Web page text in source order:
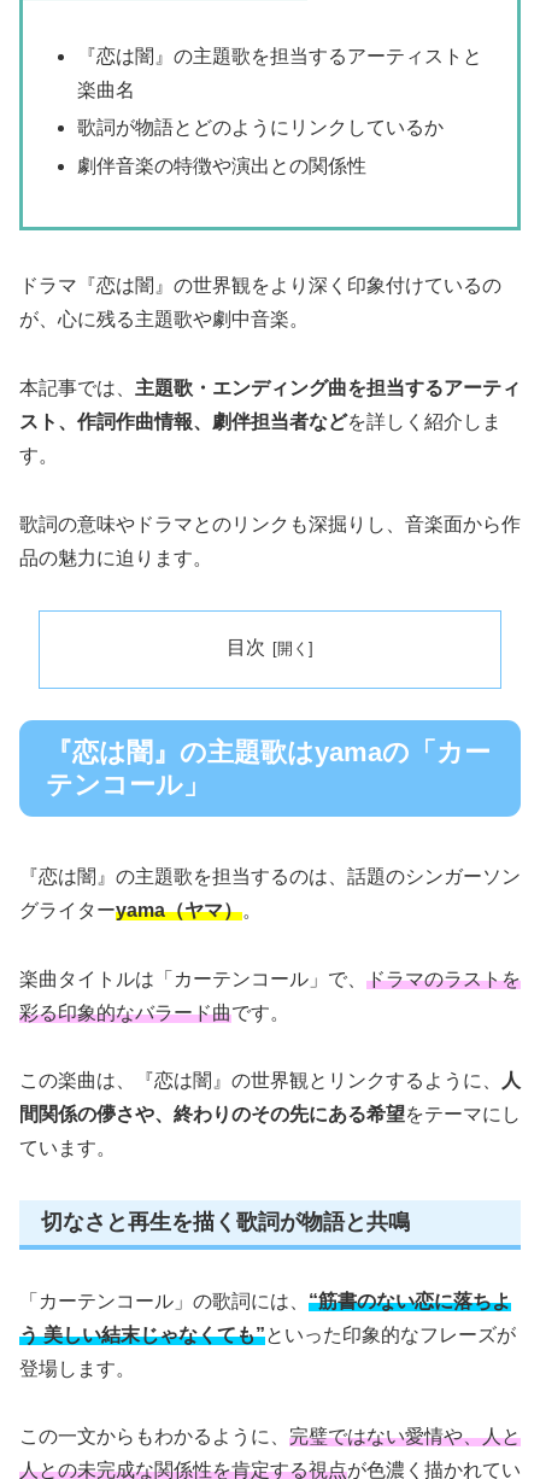
『恋は闇』の主題歌を担当するアーティストと
楽曲名
歌詞が物語とどのようにリンクしているか
劇伴音楽の特徴や演出との関係性
ドラマ『恋は闇』の世界観をより深く印象付けているの
が、心に残る主題歌や劇中音楽。
本記事では、 主題歌・エンディング曲を担当するアーティ
スト、作詞作曲情報、劇伴担当者などを詳しく紹介しま
す。
歌詞の意味やドラマとのリンクも深掘りし、音楽面から作
品の魅力に迫ります。
目次
『恋は闇』の主題歌はyamaの「カー
テンコール」
『恋は闇』の主題歌を担当するのは、話題のシンガーソン
グライターyama（ヤマ）。
楽曲タイトルは「カーテンコール」で、 ドラマのラストを
彩る印象的なバラード曲です。
この楽曲は、『恋は闇』の世界観とリンクするように、
人
間関係の儚さや、終わりのその先にある希望をテーマにし
ています。
切なさと再生を描く歌詞が物語と共鳴
「カーテンコール」の歌詞には、 “筋書のない恋に落ちよ
う 美しい結末じゃなくても”といった印象的なフレーズが
登場します。
この一文からもわかるように、 完璧ではない愛情や、人と
人との未完成な関係性を肯定する視点が色濃く描かれてい